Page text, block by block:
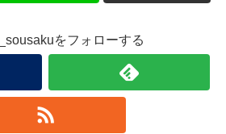
をフォローする